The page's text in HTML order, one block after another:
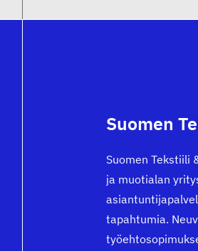
Suomen
Suomen Tekstiili
ja muotialan
tapahtumia.